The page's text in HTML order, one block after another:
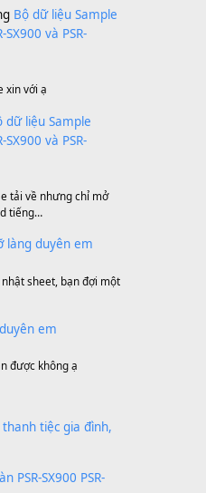
Pa900
Pa600 Pa300 Pa700
Cho Đàn Yamaha
bo-du-lieu-sample-
psr-sx700/
Bộ dữ liệu Sample
SX900 và PSR-
e xin với ạ
Bộ dữ liệu Sample